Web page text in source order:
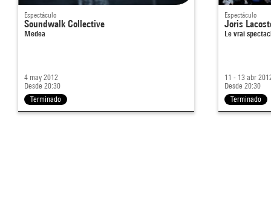
Espectáculo
Soundwalk Collective
Medea
4 may 2012
Desde 20:30
Terminado
Espectáculo
Joris
Le vrai
11 - 13 abr
Desde 20:30
Terminado